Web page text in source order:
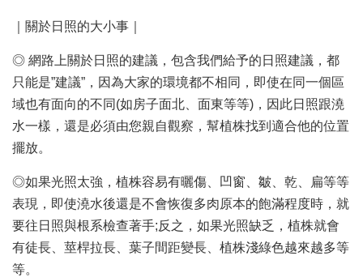
｜關於日照的大小事｜
◎ 網路上關於日照的建議，包含我們給予的日照建議，都
只能是”建議”，因為大家的環境都不相同，即使在同一個區
域也有面向的不同(如房子面北、面東等等)，因此日照跟澆
水一樣，還是必須由您親自觀察，幫植株找到適合他的位置
擺放。
◎如果光照太強，植株容易有曬傷、凹窗、皺、乾、扁等等
表現，即使澆水後還是不會恢復多肉原本的飽滿程度時，就
要往日照與根系檢查著手;反之，如果光照缺乏，植株就會
有徒長、莖桿拉長、葉子間距變長、植株淺綠色越來越多等
等。